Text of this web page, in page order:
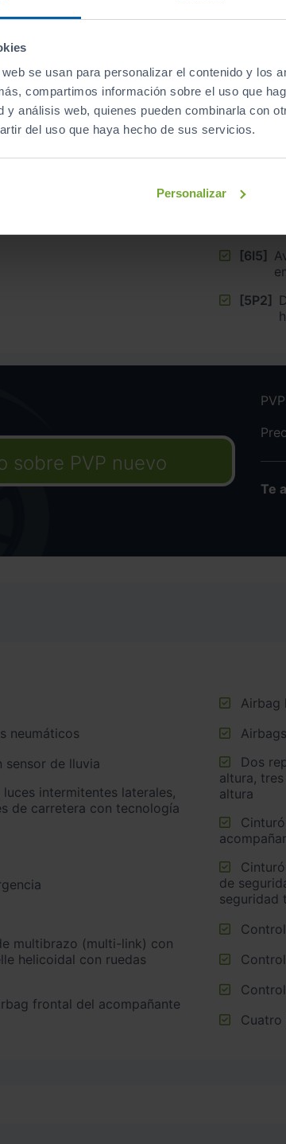
se usan para personalizar el contenido y los
compartimos información sobre el uso que
y análisis web, quienes pueden combinarla con
del uso que haya hecho de sus servicios.
Personalizar
Equipamientode este
[79H]
[6I5]
[5P2]
sobre PVP nuevo
Te
neumáticos
sensor de lluvia
de carretera con tecnología
helicoidal con ruedas
Airbag
altura,
altura
de
seguridad